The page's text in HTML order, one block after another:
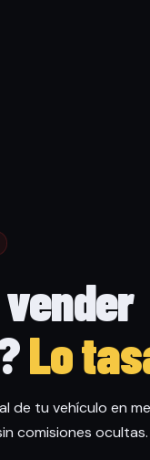
Lo
de tu vehículo en
comisiones ocultas.